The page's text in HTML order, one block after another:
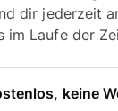
dir jederzeit
im Laufe der
keine